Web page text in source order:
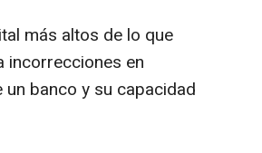
más altos de lo que
incorrecciones en
banco y su capacidad